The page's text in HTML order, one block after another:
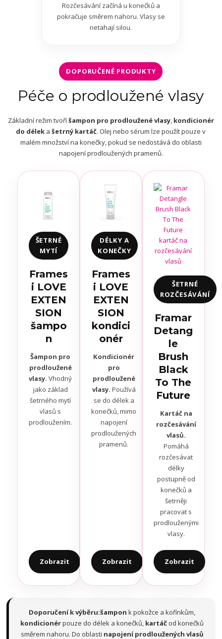
Rozčesávání začíná u konečků a
pokračuje směrem nahoru. Vlasy se
netahají silou.
DOPORUČENÉ PRODUKTY
Péče o prodloužené vlasy
Základní režim tvoříšampon pro prodloužené vlasy, kondicionér
do délek ašetrný kartáč. Olej nebo sérum lze použít pouze v
malém množství na konečky, pokud se nedostává do oblasti
napojení prodloužených pramenů.
ŠETRNÉ
MYTÍ
Frames
i LOVE
EXTEN
SION
šampo
n
Šampon pro
prodloužené
vlasy. Vhodný
jako základ
šetrného mytí
vlasů s
prodloužením.
Zobrazit
DÉLKY A
KONEČKY
Frames
i LOVE
EXTEN
SION
kondici
onér
Kondicionér
pro
prodloužené
vlasy. Používá
se do délek a
konečků, mimo
napojení
prodloužených
pramenů.
Zobrazit
ŠETRNÉ
ROZČESÁVÁNÍ
Framar
Detang
le
Brush
Black
To The
Future
Kartáč na
rozčesávání
vlasů.
Pomáhá
rozčesávat
délky
postupně od
konečků a
šetrněji
pracovat s
prodlouženými
vlasy.
Zobrazit
Doporučení k výběru:šampon k pokožce a kořínkům,
kondicionérpouze do délek a konečků, kartáč od konečků
směrem nahoru. Do oblasti napojení prodloužených vlasů